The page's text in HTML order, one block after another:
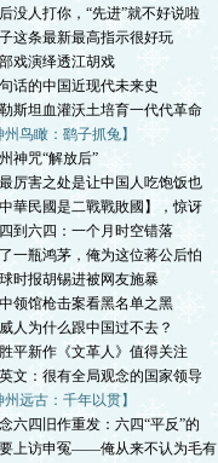
没人打你，“先进”就不好说啦
子这条最新最高指示很好玩
戏演绎透江胡戏
话的中国近现代未来史
勒斯坦血灌沃土培育一代代革命
州鸟瞰：鹞子抓兔】
神咒“解放后”
最厉害之处是让中国人吃饱饭也
中華民國是二戰戰敗國】，惊讶
四到六四：一个月时空错落
了一瓶鸿茅，俺为这位蒋公后怕
球时报胡锡进被网友施暴
中领馆枪击案看黑名单之黑
人为什么跟中国过不去？
胜平新作《文革人》值得关注
英文：很有全局观念的国家领导
州远古：千年以贯】
六四旧作重发：六四“平反”的
要上访申冤——俺从来不认为毛有